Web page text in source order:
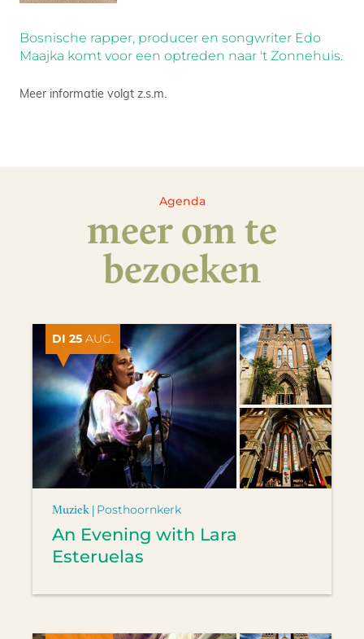
Bosnische rapper, producer en songwriter Edo
Maajka komt voor een optreden naar 't Zonnehuis.
Meer informatie volgt z.s.m.
Agenda
meer om te
bezoeken
DI 25 AUG.
Muziek | Posthoornkerk
An Evening with Lara
Esteruelas